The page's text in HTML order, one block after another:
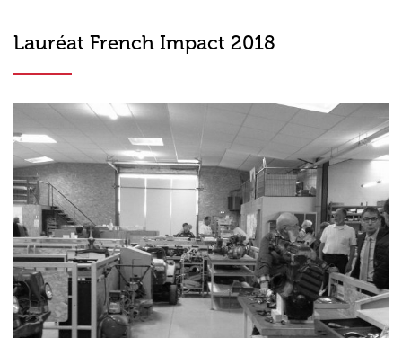
Lauréat French Impact 2018